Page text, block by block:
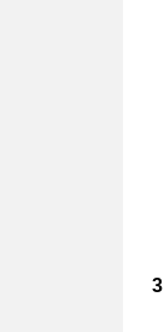
Mesh – שלוש (3) יחידות, צבע שחור, 3